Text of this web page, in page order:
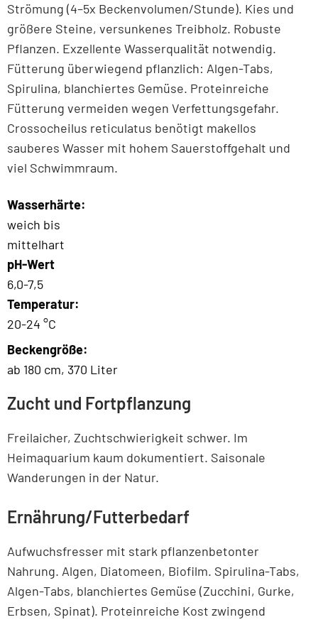
Strömung (4–5x Beckenvolumen/Stunde). Kies und
größere Steine, versunkenes Treibholz. Robuste
Pflanzen. Exzellente Wasserqualität notwendig.
Fütterung überwiegend pflanzlich: Algen-Tabs,
Spirulina, blanchiertes Gemüse. Proteinreiche
Fütterung vermeiden wegen Verfettungsgefahr.
Crossocheilus reticulatus benötigt makellos
sauberes Wasser mit hohem Sauerstoffgehalt und
viel Schwimmraum.
Wasserhärte:
weich bis
mittelhart
pH-Wert
6,0-7,5
Temperatur:
20-24 °C
Beckengröße:
ab 180 cm, 370 Liter
Zucht und Fortpflanzung
Freilaicher, Zuchtschwierigkeit schwer. Im
Heimaquarium kaum dokumentiert. Saisonale
Wanderungen in der Natur.
Ernährung/Futterbedarf
Aufwuchsfresser mit stark pflanzenbetonter
Nahrung. Algen, Diatomeen, Biofilm. Spirulina-Tabs,
Algen-Tabs, blanchiertes Gemüse (Zucchini, Gurke,
Erbsen, Spinat). Proteinreiche Kost zwingend